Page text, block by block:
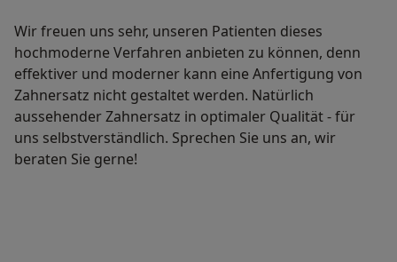
Wir freuen uns sehr, unseren Patienten dieses
hochmoderne Verfahren anbieten zu können, denn
effektiver und moderner kann eine Anfertigung von
Zahnersatz nicht gestaltet werden. Natürlich
aussehender Zahnersatz in optimaler Qualität - für
uns selbstverständlich. Sprechen Sie uns an, wir
beraten Sie gerne!